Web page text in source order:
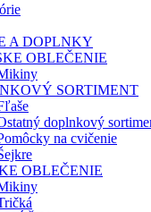
A DOPLNKY
OBLEČENIE
SORTIMENT
doplnkový
na cvičenie
OBLEČENIE